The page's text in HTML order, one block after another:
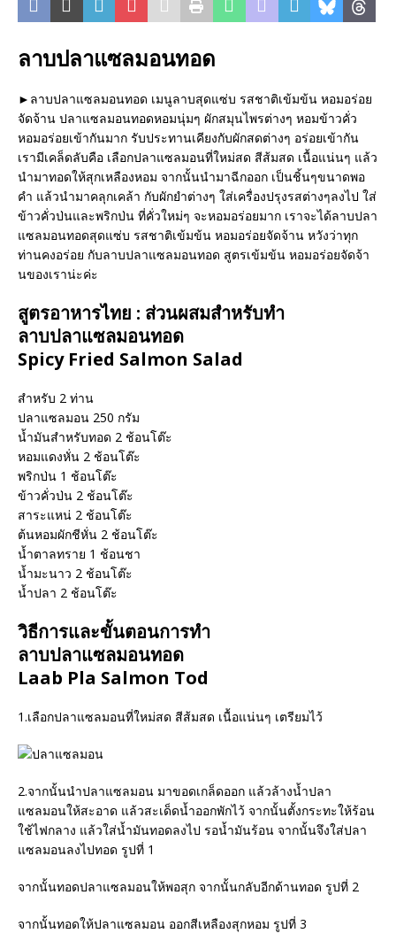
ลาบปลาแซลมอนทอด
►ลาบปลาแซลมอนทอด เมนูลาบสุดแซ่บ รสชาติเข้มข้น หอมอร่อย
จัดจ้าน ปลาแซลมอนทอดหอมนุ่มๆ ผักสมุนไพรต่างๆ หอมข้าวคั่ว
หอมอร่อยเข้ากันมาก รับประทานเคียงกับผักสดต่างๆ อร่อยเข้ากัน
เรามีเคล็ดลับคือ เลือกปลาแซลมอนที่ใหม่สด สีส้มสด เนื้อแน่นๆ แล้ว
นำมาทอดให้สุกเหลืองหอม จากนั้นนำมาฉีกออก เป็นชิ้นๆขนาดพอ
คำ แล้วนำมาคลุกเคล้า กับผักยำต่างๆ ใส่เครื่องปรุงรสต่างๆลงไป ใส่
ข้าวคั่วป่นและพริกป่น ที่คั่วใหม่ๆ จะหอมอร่อยมาก เราจะได้ลาบปลา
แซลมอนทอดสุดแซ่บ รสชาติเข้มข้น หอมอร่อยจัดจ้าน หวังว่าทุก
ท่านคงอร่อย กับลาบปลาแซลมอนทอด สูตรเข้มข้น หอมอร่อยจัดจ้า
นของเราน่ะค่ะ
สูตรอาหารไทย : ส่วนผสมสำหรับทำ
ลาบปลาแซลมอนทอด
Spicy Fried Salmon Salad
สำหรับ 2 ท่าน
ปลาแซลมอน 250 กรัม
น้ำมันสำหรับทอด 2 ช้อนโต๊ะ
หอมแดงหั่น 2 ช้อนโต๊ะ
พริกป่น 1 ช้อนโต๊ะ
ข้าวคั่วป่น 2 ช้อนโต๊ะ
สาระแหน่ 2 ช้อนโต๊ะ
ต้นหอมผักชีหั่น 2 ช้อนโต๊ะ
น้ำตาลทราย 1 ช้อนชา
น้ำมะนาว 2 ช้อนโต๊ะ
น้ำปลา 2 ช้อนโต๊ะ
วิธีการและขั้นตอนการทำ
ลาบปลาแซลมอนทอด
Laab Pla Salmon Tod
1.เลือกปลาแซลมอนที่ใหม่สด สีส้มสด เนื้อแน่นๆ เตรียมไว้
2.จากนั้นนำปลาแซลมอน มาขอดเกล็ดออก แล้วล้างน้ำปลา
แซลมอนให้สะอาด แล้วสะเด็ดน้ำออกพักไว้ จากนั้นตั้งกระทะให้ร้อน
ใช้ไฟกลาง แล้วใส่น้ำมันทอดลงไป รอน้ำมันร้อน จากนั้นจึงใส่ปลา
แซลมอนลงไปทอด รูปที่ 1
จากนั้นทอดปลาแซลมอนให้พอสุก จากนั้นกลับอีกด้านทอด รูปที่ 2
จากนั้นทอดให้ปลาแซลมอน ออกสีเหลืองสุกหอม รูปที่ 3